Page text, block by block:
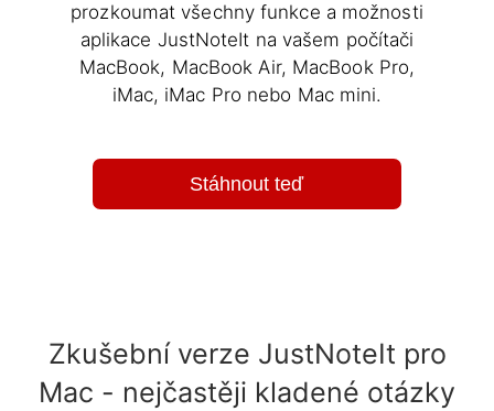
prozkoumat všechny funkce a možnosti
aplikace JustNoteIt na vašem počítači
MacBook, MacBook Air, MacBook Pro,
iMac, iMac Pro nebo Mac mini.
Stáhnout teď
Zkušební verze JustNoteIt pro
Mac - nejčastěji kladené otázky